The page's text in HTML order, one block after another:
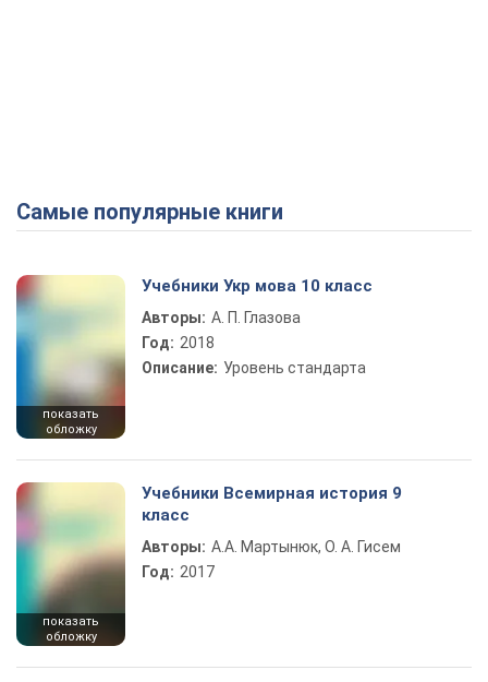
Самые популярные книги
показать
обложку
Учебники Укр мова 10 класс
Авторы: А. П. Глазова
Год: 2018
Описание: Уровень стандарта
показать
обложку
Учебники Всемирная история 9
класс
Авторы: А.А. Мартынюк, О. А. Гисем
Год: 2017